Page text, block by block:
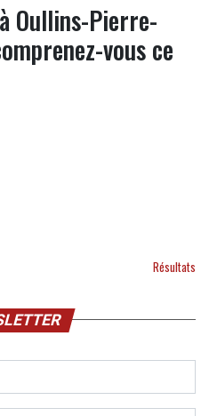
Oullins-Pierre-
vous ce
Résultats